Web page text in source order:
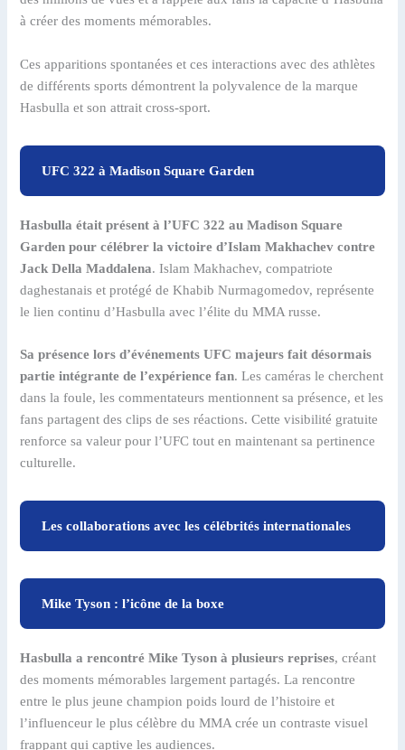
à créer des moments mémorables.
Ces apparitions spontanées et ces interactions avec des athlètes
de différents sports démontrent la polyvalence de la marque
Hasbulla et son attrait cross-sport.
UFC 322 à Madison Square Garden
Hasbulla était présent à l’UFC 322 au Madison Square
Garden pour célébrer la victoire d’Islam Makhachev contre
Jack Della Maddalena. Islam Makhachev, compatriote
daghestanais et protégé de Khabib Nurmagomedov, représente
le lien continu d’Hasbulla avec l’élite du MMA russe.
Sa présence lors d’événements UFC majeurs fait désormais
partie intégrante de l’expérience fan. Les caméras le cherchent
dans la foule, les commentateurs mentionnent sa présence, et les
fans partagent des clips de ses réactions. Cette visibilité gratuite
renforce sa valeur pour l’UFC tout en maintenant sa pertinence
culturelle.
Les collaborations avec les célébrités internationales
Mike Tyson : l’icône de la boxe
Hasbulla a rencontré Mike Tyson à plusieurs reprises, créant
des moments mémorables largement partagés. La rencontre
entre le plus jeune champion poids lourd de l’histoire et
l’influenceur le plus célèbre du MMA crée un contraste visuel
frappant qui captive les audiences.